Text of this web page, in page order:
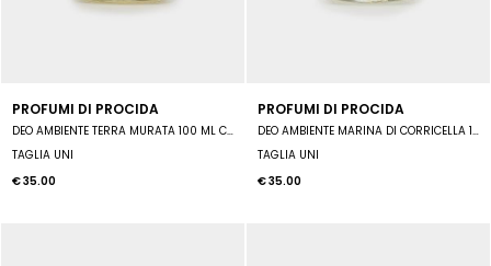
PROFUMI DI PROCIDA
DEO AMBIENTE TERRA MURATA 100 ML COMPLERTO DI MIDOLLINI
TAGLIA UNI
€ 35.00
PROFUMI DI PROCIDA
DEO AMBIENTE MARINA DI CORRICELLA 100 ML COMPLETO DI MIDOLLINI
TAGLIA UNI
€ 35.00